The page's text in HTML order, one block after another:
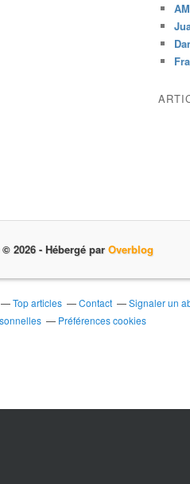
© 2026 - Hébergé par Overblog
Top articles Contact Signaler un
Préférences cookies